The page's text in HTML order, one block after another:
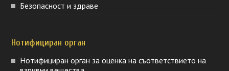
Безопасност и здраве
Нотифициран орган
Нотифициран орган за оценка на съответствието на